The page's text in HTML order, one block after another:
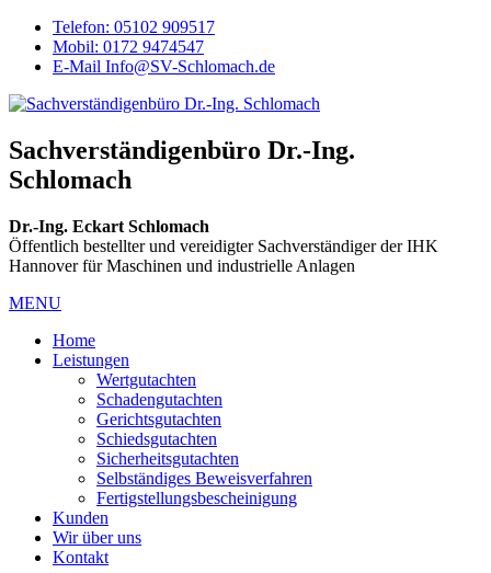
Telefon: 05102 909517
Mobil: 0172 9474547
E-Mail Info@SV-Schlomach.de
Sachverständigenbüro Dr.-Ing.
Schlomach
Dr.-Ing. Eckart Schlomach
Öffentlich bestellter und vereidigter Sachverständiger der IHK
Hannover für Maschinen und industrielle Anlagen
MENU
Home
Leistungen
Wertgutachten
Schadengutachten
Gerichtsgutachten
Schiedsgutachten
Sicherheitsgutachten
Selbständiges Beweisverfahren
Fertigstellungsbescheinigung
Kunden
Wir über uns
Kontakt